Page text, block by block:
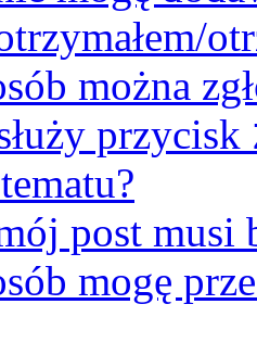
można
przycisk
post musi
mogę